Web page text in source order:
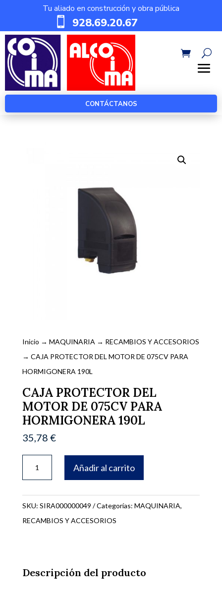
Tu aliado en construcción y obra pública
 928.69.20.67
CONTÁCTANOS
Inicio → MAQUINARIA → RECAMBIOS Y ACCESORIOS
→ CAJA PROTECTOR DEL MOTOR DE 075CV PARA
HORMIGONERA 190L
CAJA PROTECTOR DEL
MOTOR DE 075CV PARA
HORMIGONERA 190L
35,78 €
MOTOR
DE
Añadir al carrito
SKU: SIRA000000049 Categorías: MAQUINARIA,
RECAMBIOS Y ACCESORIOS
Descripción del producto